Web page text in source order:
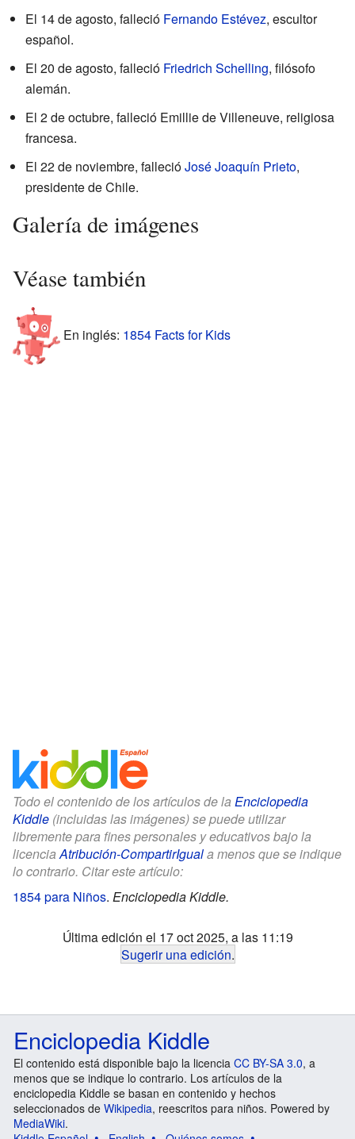
El 14 de agosto, falleció Fernando Estévez, escultor
español.
El 20 de agosto, falleció Friedrich Schelling, filósofo
alemán.
El 2 de octubre, falleció Emillie de Villeneuve, religiosa
francesa.
El 22 de noviembre, fallecióJosé Joaquín Prieto,
presidente de Chile.
Galería de imágenes
Véase también
En inglés: 1854 Facts for Kids
Todo el contenido de los artículos de la Enciclopedia
Kiddle (incluidas las imágenes) se puede utilizar
libremente para fines personales y educativos bajo la
licenciaAtribución-CompartirIguala menos que se indique
lo contrario. Citar este artículo:
1854 para Niños. Enciclopedia Kiddle.
Última edición el 17 oct 2025, a las 11:19
Sugerir una edición.
Enciclopedia Kiddle
El contenido está disponible bajo la licencia CC BY-SA 3.0, a
menos que se indique lo contrario. Los artículos de la
enciclopedia Kiddle se basan en contenido y hechos
seleccionados de Wikipedia, reescritos para niños. Powered by
MediaWiki.